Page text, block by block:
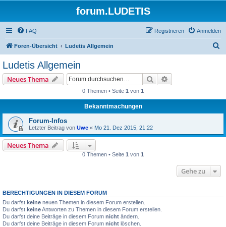
forum.LUDETIS
FAQ Anmelden
Registrieren
Foren-Übersicht Ludetis Allgemein
Ludetis Allgemein
Neues Thema Suche
0 Themen • Seite 1 von 1
Bekanntmachungen
Forum-Infos
Letzter Beitrag von Uwe « Mo 21. Dez 2015, 21:22
Neues Thema
0 Themen • Seite 1 von 1
Gehe zu
BERECHTIGUNGEN IN DIESEM FORUM
Du darfst keine neuen Themen in diesem Forum erstellen.
Du darfst keineAntworten zu Themen in diesem Forum erstellen.
Du darfst deine Beiträge in diesem Forum nicht ändern.
Du darfst deine Beiträge in diesem Forum nicht löschen.